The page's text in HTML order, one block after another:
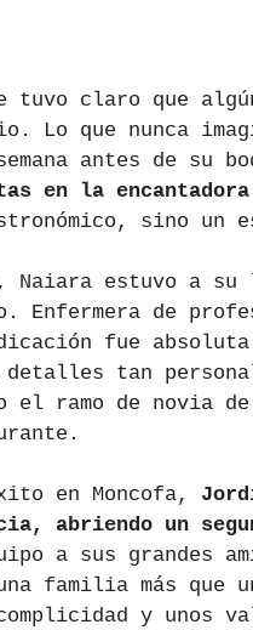
tuvo claro que
Lo que nunca
antes de su
en la
sino un
Naiara estuvo a
Enfermera de
fue
detalles tan
ramo de novia
en Moncofa,
abriendo un
a sus grandes
familia más que
y unos